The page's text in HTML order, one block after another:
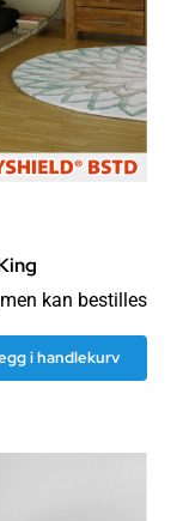
kan bestilles
i handlekurv